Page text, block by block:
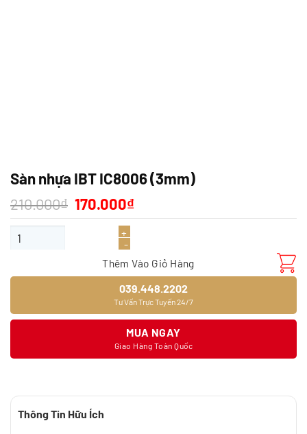
Sàn nhựa IBT IC8006 (3mm)
210.000₫ Giá
gốc
là:
170.000₫Giá
hiện
tại
Sàn nhựa IBT IC8006 (3mm) số lượng
Thêm Vào Giỏ Hàng
039.448.2202
Tư Vấn Trực Tuyến 24/7
MUA NGAY
Giao Hàng Toàn Quốc
Thông Tin Hữu Ích